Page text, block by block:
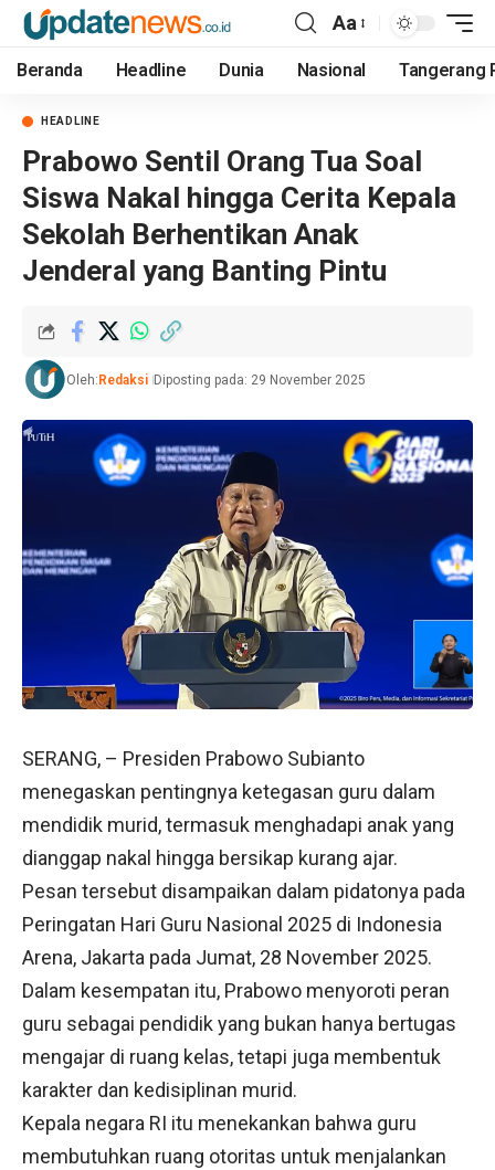
Aa
Beranda Headline Dunia Nasional Tangerang
HEADLINE
Prabowo Sentil Orang Tua Soal
Siswa Nakal hingga Cerita Kepala
Sekolah Berhentikan Anak
Jenderal yang Banting Pintu
Oleh: Redaksi Diposting pada: 29 November 2025
SERANG, – Presiden Prabowo Subianto
menegaskan pentingnya ketegasan guru dalam
mendidik murid, termasuk menghadapi anak yang
dianggap nakal hingga bersikap kurang ajar.
Pesan tersebut disampaikan dalam pidatonya pada
Peringatan Hari Guru Nasional 2025 di Indonesia
Arena, Jakarta pada Jumat, 28 November 2025.
Dalam kesempatan itu, Prabowo menyoroti peran
guru sebagai pendidik yang bukan hanya bertugas
mengajar di ruang kelas, tetapi juga membentuk
karakter dan kedisiplinan murid.
Kepala negara RI itu menekankan bahwa guru
membutuhkan ruang otoritas untuk menjalankan